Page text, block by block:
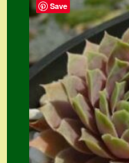
Save